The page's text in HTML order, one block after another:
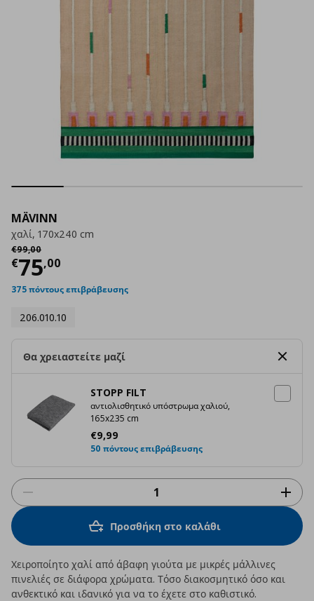
MÄVINN
χαλί, 170x240 cm
€99,00
Αρχική τιμή
€75,00
Τρέχουσα τιμή
375 πόντους επιβράβευσης
206.010.10
Θα χρειαστείτε μαζί
STOPP FILT
αντιολισθητικό υπόστρωμα χαλιού,
165x235 cm
€9,99
Τρέχουσα τιμή
50 πόντους επιβράβευσης
Προσθήκη στο καλάθι
Χειροποίητο χαλί από άβαφη γιούτα με μικρές μάλλινες
πινελιές σε διάφορα χρώματα. Τόσο διακοσμητικό όσο και
ανθεκτικό και ιδανικό για να το έχετε στο καθιστικό.